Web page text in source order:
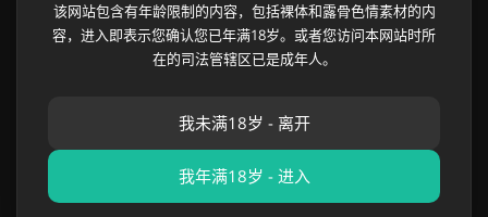
38岁梅西，第六届世界杯首战就戴
帽！阿根廷3-0阿尔及利亚，传奇
该网站包含有年龄限制的内容，包括裸体和露骨色情素材的内
容，进入即表示您确认您已年满18岁。或者您访问本网站时所
在的司法管辖区已是成年人。
我未满18岁 - 离开
我年满18岁 - 进入